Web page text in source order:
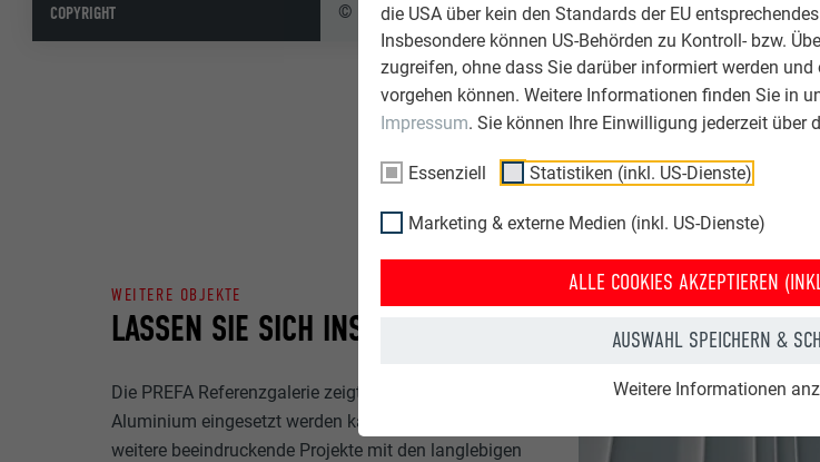
die USA über kein den Standards der EU
Insbesondere können US-Behörden zu Kontroll- bzw.
zugreifen, ohne dass Sie darüber informiert werden
vorgehen können. Weitere Informationen finden Sie in
Impressum. Sie können Ihre Einwilligung jederzeit über
Essenziell Statistiken (inkl. US-Dienste)
Marketing & externe Medien (inkl. US-Dienste)
ALLE COOKIES AKZEPTIEREN
AUSWAHL SPEICHERN &
Weitere Informationen
COPYRIGHT © Paul Moore Photography
LASSEN SIE SICH INSPIRIEREN
WEITERE OBJEKTE
Die PREFA Referenzgalerie zeigt, wie vielseitig
Aluminium eingesetzt werden kann. Entdecken Sie
weitere beeindruckende Projekte mit den langlebigen